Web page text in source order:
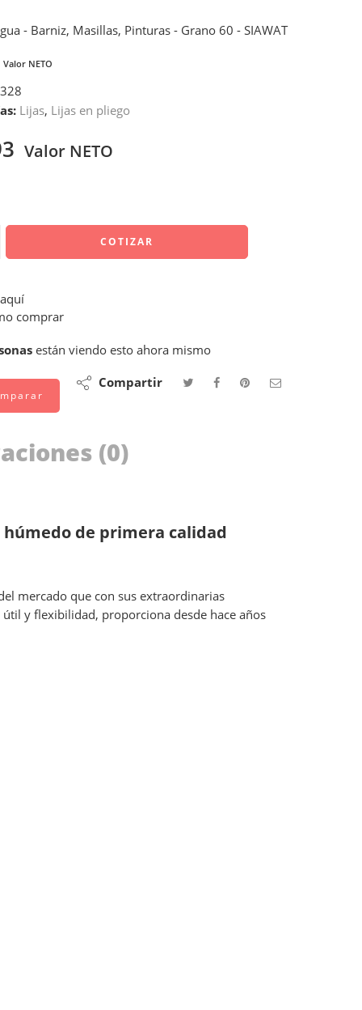
- Barniz, Masillas, Pinturas - Grano 60 - SIAWAT
Valor NETO
Lijas, Lijas en pliego
Valor NETO
COTIZAR
comprar
están viendo esto ahora mismo
Compartir
(0)
de primera calidad
mercado que con sus extraordinarias
y flexibilidad, proporciona desde hace años